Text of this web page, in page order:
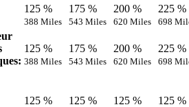
125 %
388 Miles
175 %
543 Miles
200 %
620 Miles
225 %
698
125 %
388 Miles
175 %
543 Miles
200 %
620 Miles
225 %
698
125 % 125 % 125 % 125 %